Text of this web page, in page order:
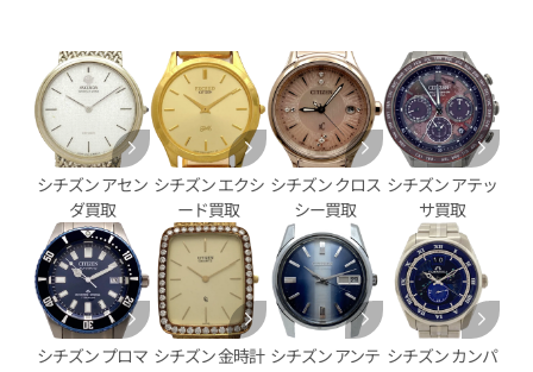
シチズン アセン
ダ買取
シチズン エクシ
ード買取
シチズン クロス
シー買取
シチズン アテッ
サ買取
シチズン プロマ シチズン 金時計 シチズン アンテ シチズン カンパ